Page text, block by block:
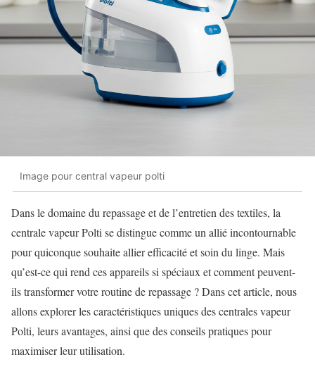
Image pour central vapeur polti
Dans le domaine du repassage et de l’entretien des textiles, la
centrale vapeur Polti se distingue comme un allié incontournable
pour quiconque souhaite allier efficacité et soin du linge. Mais
qu’est-ce qui rend ces appareils si spéciaux et comment peuvent-
ils transformer votre routine de repassage ? Dans cet article, nous
allons explorer les caractéristiques uniques des centrales vapeur
Polti, leurs avantages, ainsi que des conseils pratiques pour
maximiser leur utilisation.